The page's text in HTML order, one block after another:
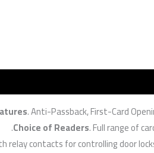
. Anti-Passback, First-Card
Choice of Readers. Full range of
relay contacts for controlling door